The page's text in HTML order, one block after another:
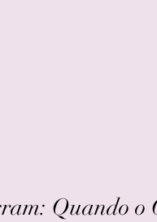
Quando o